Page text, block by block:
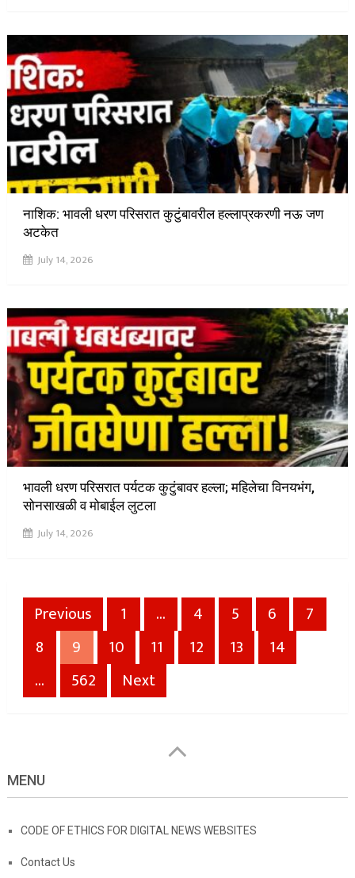
नाशिक: भावली धरण परिसरात कुटुंबावरील हल्लाप्रकरणी नऊ जण
अटकेत
July 14, 2026
भावली धरण परिसरात पर्यटक कुटुंबावर हल्ला; महिलेचा विनयभंग,
सोनसाखळी व मोबाईल लुटला
July 14, 2026
Posts
pagination
Previous 1 … 4 5 6
7
8
9 10 11 12 13
14
…
562 Next
MENU
CODE OF ETHICS FOR DIGITAL NEWS WEBSITES
Contact Us